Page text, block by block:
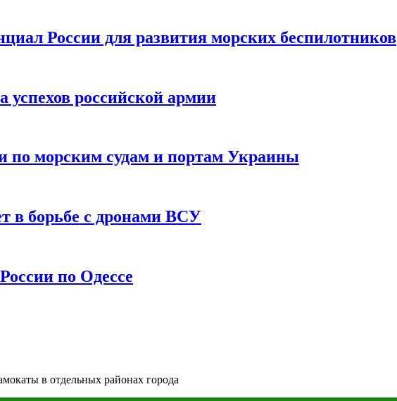
России для развития морских беспилотников
успехов российской армии
по морским судам и портам Украины
в борьбе с дронами ВСУ
по Одессе
в отдельных районах города